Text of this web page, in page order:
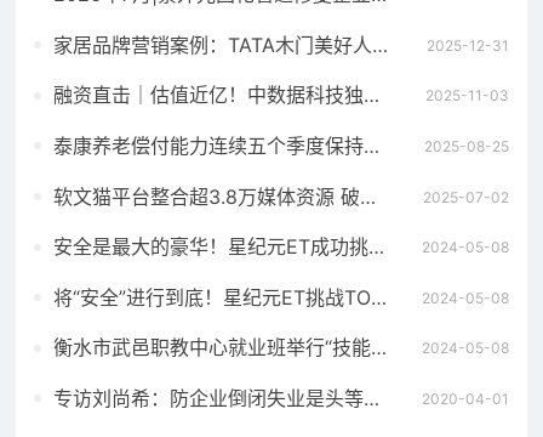
家居品牌营销案例：TATA木门美好人居创新大会IP化营销亮点解析 2025-12-31
融资直击｜估值近亿！中数据科技独投数百万，骑侠猫抢滩 3.9 亿电动车智慧出行市场 2025-11-03
泰康养老偿付能力连续五个季度保持增长 2025-08-25
软文猫平台整合超3.8万媒体资源 破解企业软文营销“收录慢、覆盖窄”痛点 2025-07-02
安全是最大的豪华！星纪元ET成功挑战31.9米空中坠落试验 2024-05-08
将“安全”进行到底！星纪元ET挑战TOP Safety空中坠落试验现场大公开 2024-05-08
衡水市武邑职教中心就业班举行“技能成才 强国有我”演讲比赛 2024-05-08
专访刘尚希：防企业倒闭失业是头等大事，特别国债别搞铁公机 2020-04-01